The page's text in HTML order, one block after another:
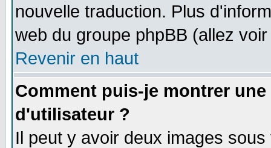
nouvelle traduction. Plus
web du groupe phpBB (allez
Revenir en haut
Comment puis-je montrer
d'utilisateur ?
Il peut y avoir deux images